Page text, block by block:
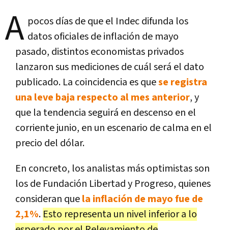
A pocos días de que el Indec difunda los
datos oficiales de inflación de mayo
pasado, distintos economistas privados
lanzaron sus mediciones de cuál será el dato
publicado. La coincidencia es quese registra
una leve baja respecto al mes anterior, y
que la tendencia seguirá en descenso en el
corriente junio, en un escenario de calma en el
precio del dólar.
En concreto, los analistas más optimistas son
los de Fundación Libertad y Progreso, quienes
consideran quela inflación de mayo fue de
2,1%. Esto representa un nivel inferior a lo